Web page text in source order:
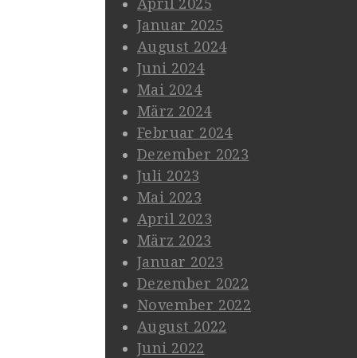
April 2025
Januar 2025
August 2024
Juni 2024
Mai 2024
März 2024
Februar 2024
Dezember 2023
Juli 2023
Mai 2023
April 2023
März 2023
Januar 2023
Dezember 2022
November 2022
August 2022
Juni 2022